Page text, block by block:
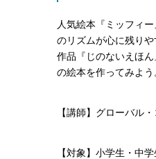
人気絵本『ミッフィ
のリズムが心に残り
作品『じのないえほ
の絵本を作ってみよう
【講師】グローバル
【対象】小学生・中